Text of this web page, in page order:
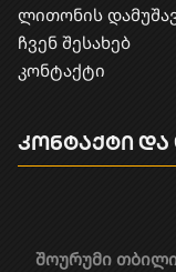
​ლითონის
ჩვენ შესახებ
კონტაქტი
შოურუმი
კონტაქტი